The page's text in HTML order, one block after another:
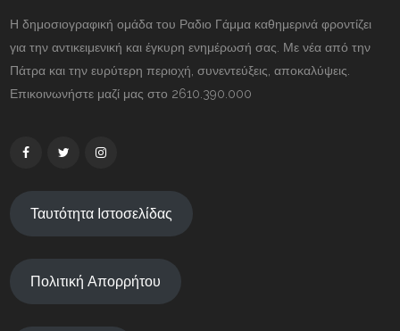
Η δημοσιογραφική ομάδα του Ραδιο Γάμμα καθημερινά φροντίζει
για την αντικειμενική και έγκυρη ενημέρωσή σας. Με νέα από την
Πάτρα και την ευρύτερη περιοχή, συνεντεύξεις, αποκαλύψεις.
Επικοινωνήστε μαζί μας στο 2610.390.000
Ταυτότητα Ιστοσελίδας
Πολιτική Απορρήτου